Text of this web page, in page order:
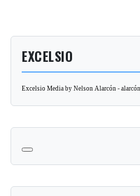
EXCELSIO
Excelsio Media by Nelson Alarcón -